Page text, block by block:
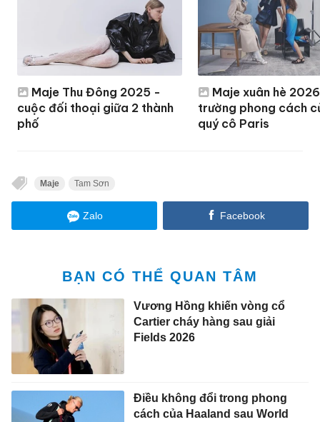
Maje Thu Đông 2025 -
cuộc đối thoại giữa 2 thành
phố
Maje xuân hè
trường phong cách
quý cô Paris
Maje Tam Sơn
Zalo Facebook
BẠN CÓ THỂ QUAN TÂM
Vương Hồng khiến vòng cổ
Cartier cháy hàng sau giải
Fields 2026
Điều không đổi trong phong
cách của Haaland sau World